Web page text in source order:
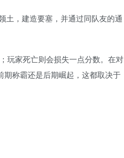
土，建造要塞，并通过同队友的通
玩家死亡则会损失一点分数。在对
期称霸还是后期崛起，这都取决于